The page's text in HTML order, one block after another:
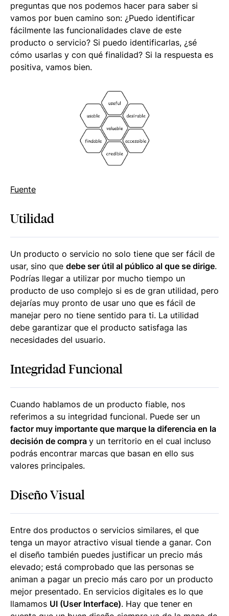
preguntas que nos podemos hacer para saber si
vamos por buen camino son: ¿Puedo identificar
fácilmente las funcionalidades clave de este
producto o servicio? Si puedo identificarlas, ¿sé
cómo usarlas y con qué finalidad? Si la respuesta es
positiva, vamos bien.
Fuente
Utilidad
Un producto o servicio no solo tiene que ser fácil de
usar, sino que debe ser útil al público al que se dirige.
Podrías llegar a utilizar por mucho tiempo un
producto de uso complejo si es de gran utilidad, pero
dejarías muy pronto de usar uno que es fácil de
manejar pero no tiene sentido para ti. La utilidad
debe garantizar que el producto satisfaga las
necesidades del usuario.
Integridad Funcional
Cuando hablamos de un producto fiable, nos
referimos a su integridad funcional. Puede ser un
factor muy importante que marque la diferencia en la
decisión de compra y un territorio en el cual incluso
podrás encontrar marcas que basan en ello sus
valores principales.
Diseño Visual
Entre dos productos o servicios similares, el que
tenga un mayor atractivo visual tiende a ganar. Con
el diseño también puedes justificar un precio más
elevado; está comprobado que las personas se
animan a pagar un precio más caro por un producto
mejor presentado. En servicios digitales es lo que
llamamos UI (User Interface). Hay que tener en